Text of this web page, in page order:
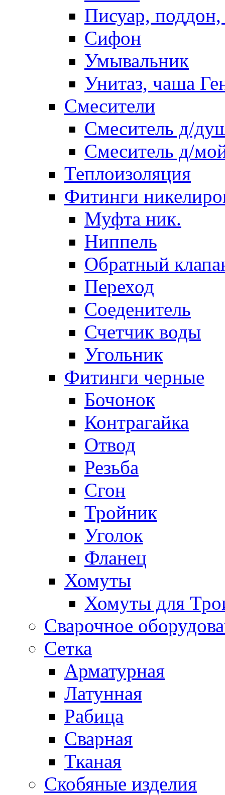
Писуар, поддон,
Сифон
Умывальник
Унитаз, чаша
Смесители
Смеситель д/
Смеситель д/
Теплоизоляция
Фитинги
Муфта ник.
Ниппель
Обратный
Переход
Соеденитель
Счетчик воды
Угольник
Фитинги черные
Бочонок
Контрагайка
Отвод
Резьба
Сгон
Тройник
Уголок
Фланец
Хомуты
Хомуты для
Сварочное
Сетка
Арматурная
Латунная
Рабица
Сварная
Тканая
Скобяные изделия